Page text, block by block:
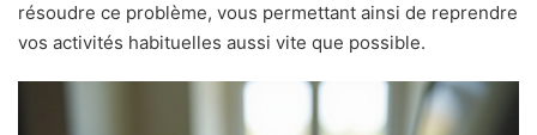
résoudre ce problème, vous permettant ainsi de reprendre
vos activités habituelles aussi vite que possible.